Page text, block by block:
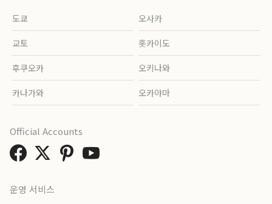
도쿄 오사카
교토 홋카이도
후쿠오카 오키나와
카나가와 오카야마
운영 서비스
Official Accounts